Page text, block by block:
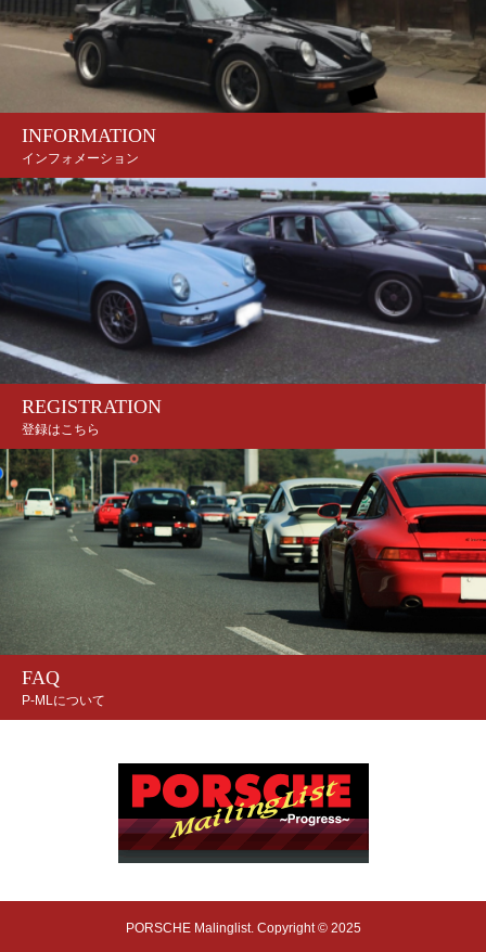
INFORMATION
インフォメーション
REGISTRATION
登録はこちら
FAQ
P-MLについて
PORSCHE Malinglist. Copyright © 2025